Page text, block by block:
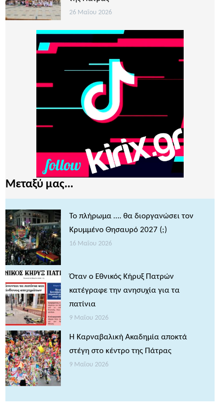
26 Μαΐου 2026
Μεταξύ μας...
Το πλήρωμα …. θα διοργανώσει τον
Κρυμμένο Θησαυρό 2027 (;)
16 Μαΐου 2026
Όταν ο Εθνικός Κήρυξ Πατρών
κατέγραφε την ανησυχία για τα
πατίνια
9 Μαΐου 2026
Η Καρναβαλική Ακαδημία αποκτά
στέγη στο κέντρο της Πάτρας
9 Μαΐου 2026